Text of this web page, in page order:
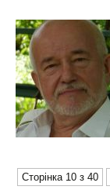
Сторінка 10 з 40